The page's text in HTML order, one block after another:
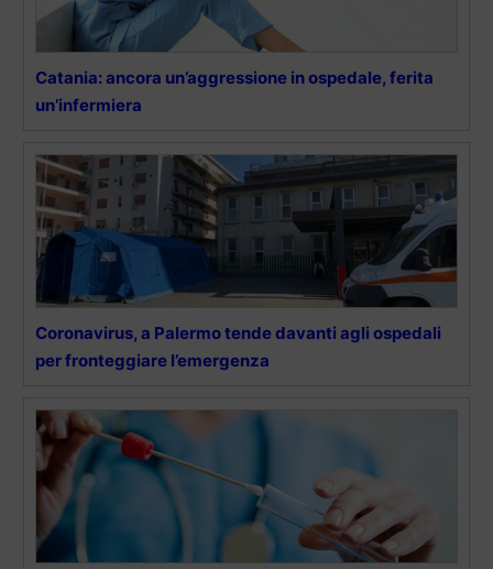
Catania: ancora un’aggressione in ospedale, ferita
un’infermiera
Coronavirus, a Palermo tende davanti agli ospedali
per fronteggiare l’emergenza